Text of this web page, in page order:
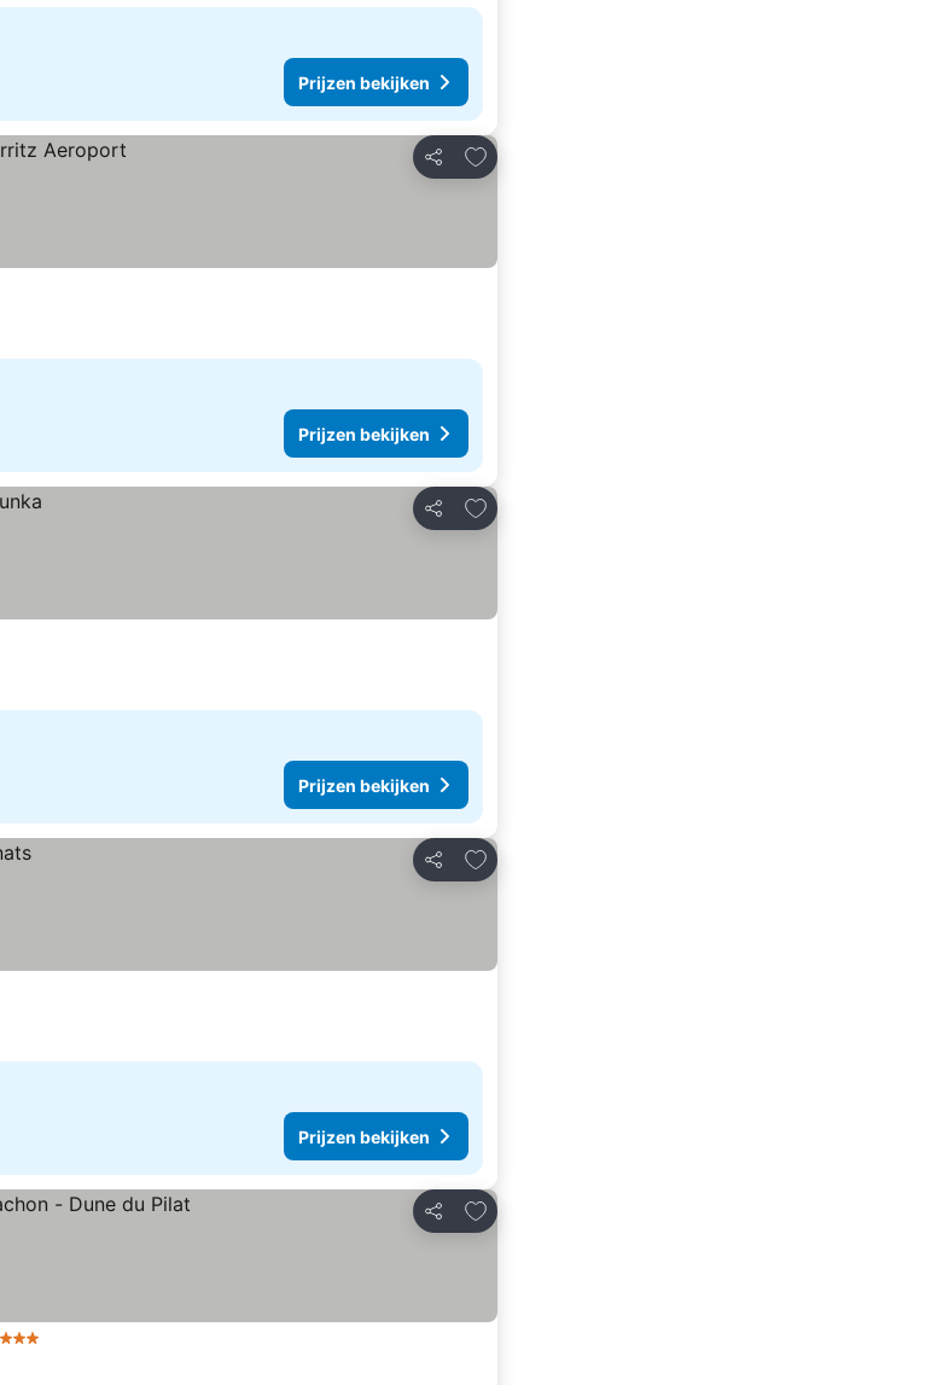
Prijzen bekijken
Delen
Toevoegen aan favorieten
Prijzen bekijken
Delen
Toevoegen aan favorieten
Prijzen bekijken
Delen
Toevoegen aan favorieten
Prijzen bekijken
Delen
Toevoegen aan favorieten
3 Sterren